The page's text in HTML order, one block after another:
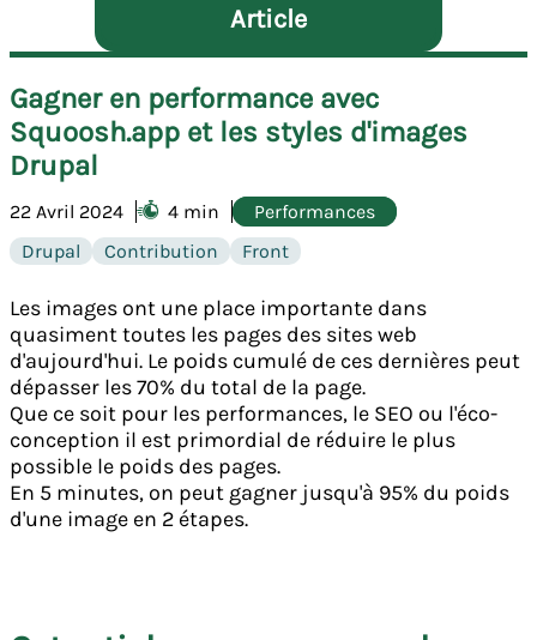
Gagner en performance avec
Squoosh.app et les styles d'images
Drupal
22 Avril 2024 4 min
Performances
Drupal
Contribution Front
Les images ont une place importante dans
quasiment toutes les pages des sites web
d'aujourd'hui. Le poids cumulé de ces dernières peut
dépasser les 70% du total de la page.
Que ce soit pour les performances, le SEO ou l'éco-
conception il est primordial de réduire le plus
possible le poids des pages.
En 5 minutes, on peut gagner jusqu'à 95% du poids
d'une image en 2 étapes.
Article